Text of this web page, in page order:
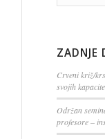
ZADNJE
Crveni križ/
svojih
Održan
profesore –